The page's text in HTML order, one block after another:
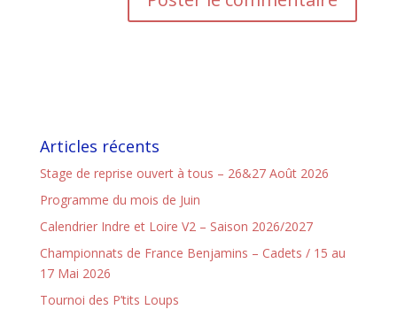
Articles récents
Stage de reprise ouvert à tous – 26&27 Août 2026
Programme du mois de Juin
Calendrier Indre et Loire V2 – Saison 2026/2027
Championnats de France Benjamins – Cadets / 15 au
17 Mai 2026
Tournoi des P’tits Loups